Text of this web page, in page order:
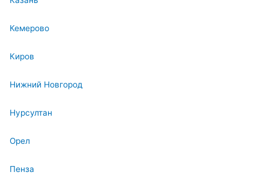
Кемерово
Киров
Нижний Новгород
Нурсултан
Орел
Пенза